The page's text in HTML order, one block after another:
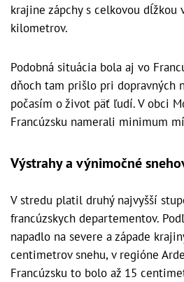
krajine zápchy s celkovou dĺžkou
kilometrov.
Podobná situácia bola aj vo
dňoch tam prišlo pri dopravných
počasím o život päť ľudí. V obci
Francúzsku namerali minimum
Výstrahy a výnimočné
V stredu platil druhý najvyšší
francúzskych departementov.
napadlo na severe a západe
centimetrov snehu, v regióne
Francúzsku to bolo až 15